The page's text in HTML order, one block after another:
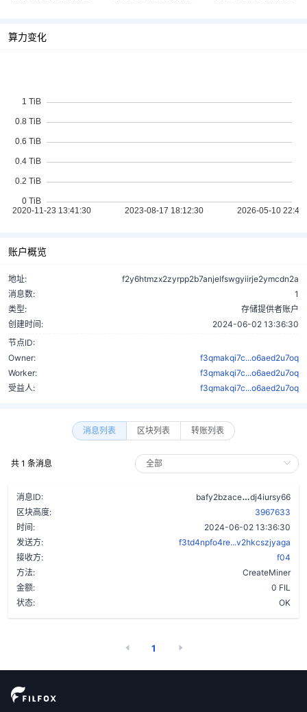
算力变化
账户概览
地址:
f2y6htmzx2zyrpp2b7anjelfswgyiirje2ymcdn2a
消息数:
1
类型:
存储提供者账户
创建时间:
2024-06-02 13:36:30
节点ID:
Owner:
f3qmakqi7c...o6aed2u7oq
Worker:
f3qmakqi7c...o6aed2u7oq
受益人:
f3qmakqi7c...o6aed2u7oq
消息列表 区块列表 转账列表
共 1 条消息
消息ID: bafy2bzace
dj4iursy66
区块高度:
3967633
时间:
2024-06-02 13:36:30
发送方:
f3td4npfo4re...v2hkcszjyaga
接收方:
f04
方法:
CreateMiner
金额:
0 FIL
状态:
OK
1